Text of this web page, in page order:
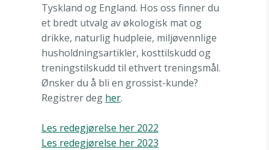
Tyskland og England. Hos oss finner du
et bredt utvalg av økologisk mat og
drikke, naturlig hudpleie, miljøvennlige
husholdningsartikler, kosttilskudd og
treningstilskudd til ethvert treningsmål.
Ønsker du å bli en grossist-kunde?
Registrer deg her.
Les redegjørelse her 2022
Les redegjørelse her 2023